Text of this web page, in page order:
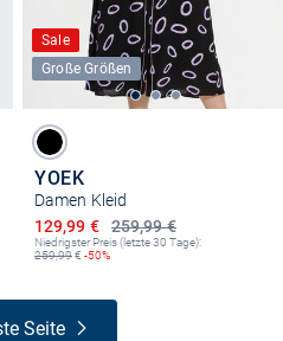
Sale
Große Größen
YOEK
Damen Kleid
259,99 €
Ermäßigter Preis
129,99 €
Niedrigster Preis (letzte 30 Tage):
259,99€ -50%
Seite